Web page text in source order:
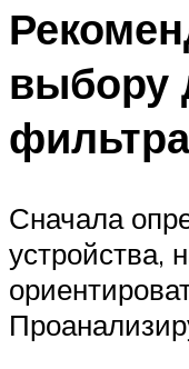
выбору
фильтра
Сначала
устройства,